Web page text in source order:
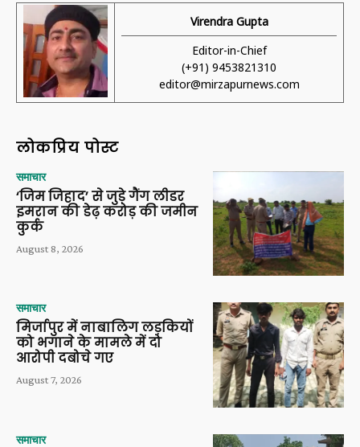
Virendra Gupta
Editor-in-Chief
(+91) 9453821310
editor@mirzapurnews.com
लोकप्रिय पोस्ट
समाचार
‘जिम जिहाद’ से जुड़े गैंग लीडर
इमरान की डेढ़ करोड़ की जमीन
कुर्क
August 8, 2026
समाचार
मिर्जापुर में नाबालिग लड़कियों
को भगाने के मामले में दो
आरोपी दबोचे गए
August 7, 2026
समाचार